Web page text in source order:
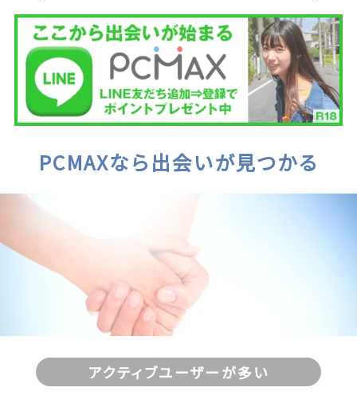
PCMAXなら出会いが見つかる
アクティブユーザーが多い